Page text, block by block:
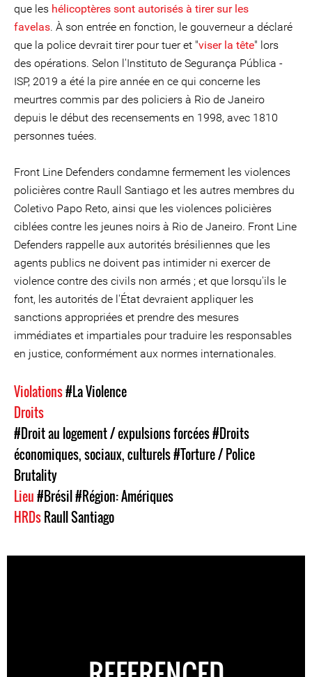
que les hélicoptères sont autorisés à tirer sur les
favelas. À son entrée en fonction, le gouverneur a déclaré
que la police devrait tirer pour tuer et "viser la tête" lors
des opérations. Selon l'Instituto de Segurança Pública -
ISP, 2019 a été la pire année en ce qui concerne les
meurtres commis par des policiers à Rio de Janeiro
depuis le début des recensements en 1998, avec 1810
personnes tuées.
Front Line Defenders condamne fermement les violences
policières contre Raull Santiago et les autres membres du
Coletivo Papo Reto, ainsi que les violences policières
ciblées contre les jeunes noirs à Rio de Janeiro. Front Line
Defenders rappelle aux autorités brésiliennes que les
agents publics ne doivent pas intimider ni exercer de
violence contre des civils non armés ; et que lorsqu'ils le
font, les autorités de l'État devraient appliquer les
sanctions appropriées et prendre des mesures
immédiates et impartiales pour traduire les responsables
en justice, conformément aux normes internationales.
Violations#La Violence
Droits
#Droit au logement / expulsions forcées#Droits
économiques, sociaux, culturels#Torture / Police
Brutality
Lieu#Brésil#Région: Amériques
HRDsRaull Santiago